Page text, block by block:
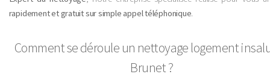
rapidement et gratuit sur simple appel téléphonique.
Comment se déroule un nettoyage logement
Brunet ?